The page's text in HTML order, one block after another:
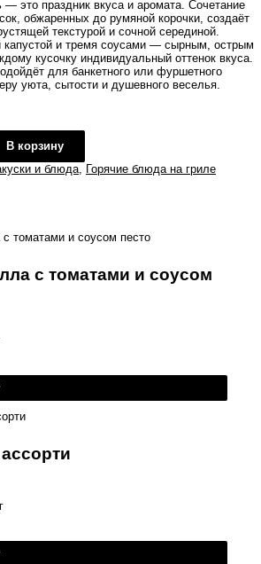
— это праздник вкуса и аромата. Сочетание
обжаренных до румяной корочки, создаёт
текстурой и сочной серединой.
капустой и тремя соусами — сырным, острым
кусочку индивидуальный оттенок вкуса.
для банкетного или фуршетного
уюта, сытости и душевного веселья.
В корзину
и блюда, Горячие блюда на гриле
с томатами и соусом